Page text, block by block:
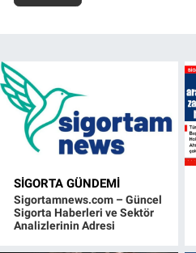
SIGORTA GÜNDEMI
Sigortamnews.com – Güncel
Sigorta Haberleri ve Sektör
Analizlerinin Adresi